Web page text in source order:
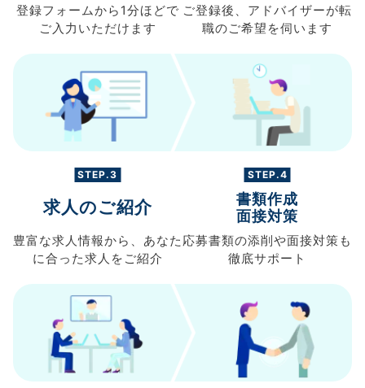
登録フォームから 1分ほどで
ご入力 いただけます
ご登録後、 アドバイザーが転
職のご希望を伺います
STEP.3
求人のご紹介
豊富な求人情報から、 あなた
に合った求人を ご紹介
STEP.4
書類作成
面接対策
応募書類の添削や面接対策も
徹底サポート